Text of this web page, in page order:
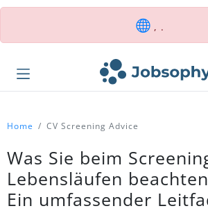
, .
Home CV Screening Advice
Was Sie beim
Lebensläufen
Ein umfassender